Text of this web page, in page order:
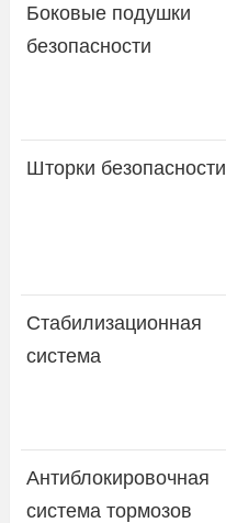
Боковые подушки
безопасности
Шторки безопасности
Стабилизационная
система
Антиблокировочная
система тормозов